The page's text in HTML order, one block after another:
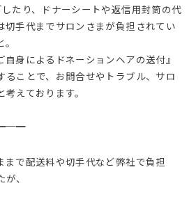
たり、ドナーシートや返信用封筒の代
切手代までサロンさまが負担されてい
身によるドネーションヘアの送付』
ることで、お問合せやトラブル、サロ
えております。
まで配送料や切手代など弊社で負担
、